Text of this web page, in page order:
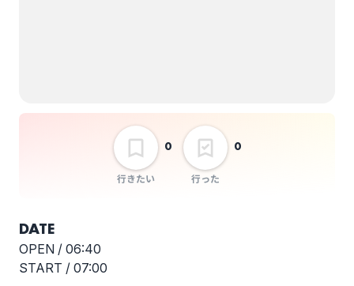
行きたい
0
行った
0
SHIROMIZAKANA Twilight BlooM.
マザリ
DATE
OPEN / 06:40
START / 07:00